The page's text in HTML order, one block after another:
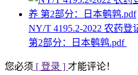
NY/T 4195.2-2022 农药
第2部分：日本鹌鹑.pdf
您必须 [ 登录 ] 才能评论！